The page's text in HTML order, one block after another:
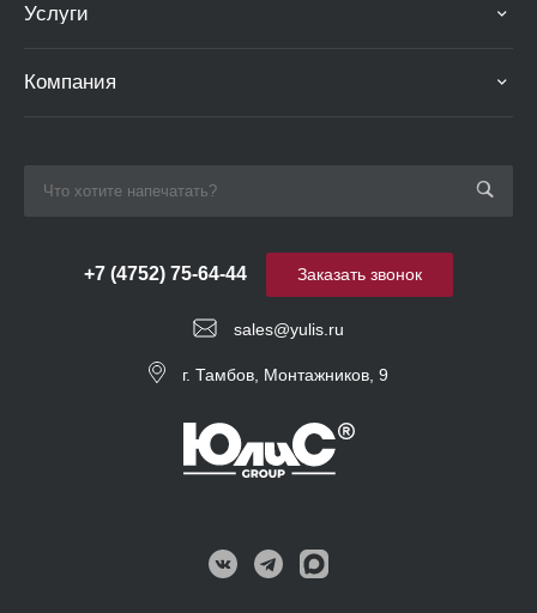
Услуги
Компания
sales@yulis.ru
+7 (4752) 75-64-44
г. Тамбов, Монтажников, 9
Заказать звонок